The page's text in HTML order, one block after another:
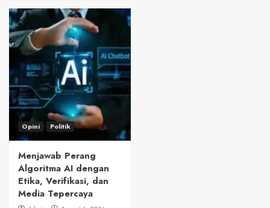
Opini Politik
Menjawab Perang
Algoritma AI dengan
Etika, Verifikasi, dan
Media Tepercaya